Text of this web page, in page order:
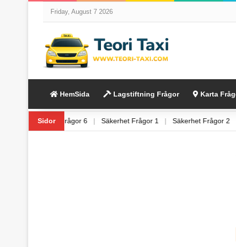
Friday, August 7 2026
HemSida Lagstiftning Frågor Karta
Sidor
Lagstiftning Frågor 6 | Säkerhet Frågor 1 | Säkerhet Frågor